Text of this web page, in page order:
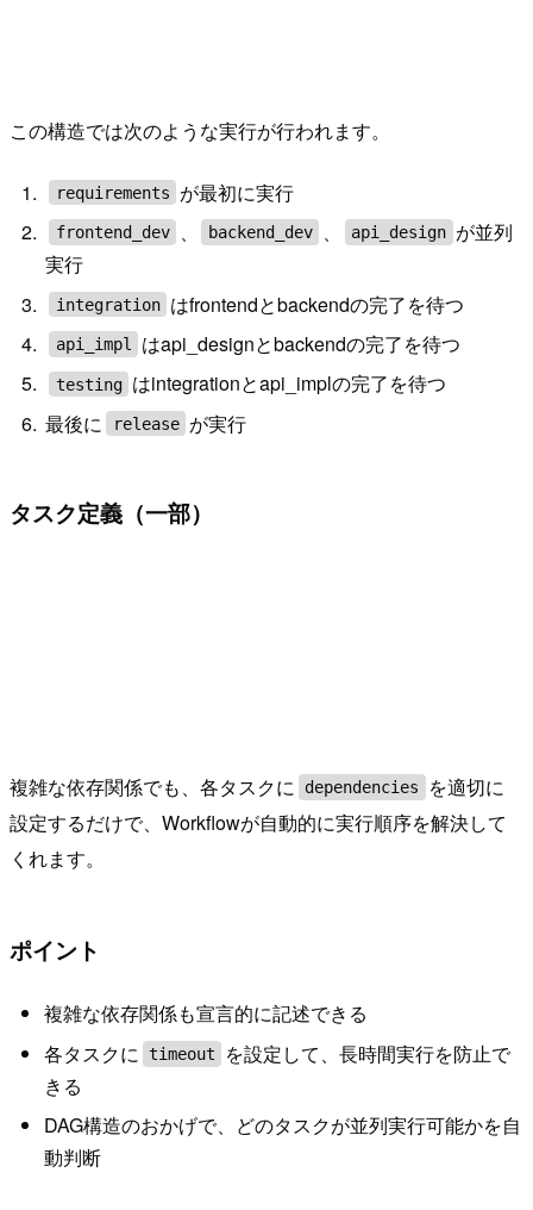
この構造では次のような実行が行われます。
requirements が最初に実行
frontend_dev 、 backend_dev 、 api_design が並列
実行
integration はfrontendとbackendの完了を待つ
api_impl はapi_designとbackendの完了を待つ
testing はintegrationとapi_implの完了を待つ
最後に
release が実行
タスク定義（一部）
複雑な依存関係でも、各タスクに dependencies
を適切に
設定するだけで、Workflowが自動的に実行順序を解決して
くれます。
ポイント
複雑な依存関係も宣言的に記述できる
各タスクに timeout
を設定して、長時間実行を防止で
きる
DAG構造のおかげで、どのタスクが並列実行可能かを自
動判断